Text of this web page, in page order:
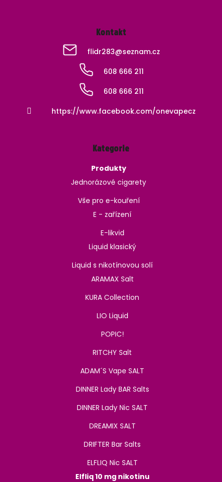
Kontakt
flidr283@seznam.cz
608 666 211
608 666 211
https://www.facebook.com/onevapecz
Kategorie
Produkty
Jednorázové cigarety
Vše pro e-kouření
E - zařízení
E-likvid
Liquid klasický
Liquid s nikotínovou solí
ARAMAX Salt
KURA Collection
LIO Liquid
POPIC!
RITCHY Salt
ADAM´S Vape SALT
DINNER Lady BAR Salts
DINNER Lady Nic SALT
DREAMIX SALT
DRIFTER Bar Salts
ELFLIQ Nic SALT
Elfliq 10 mg nikotinu